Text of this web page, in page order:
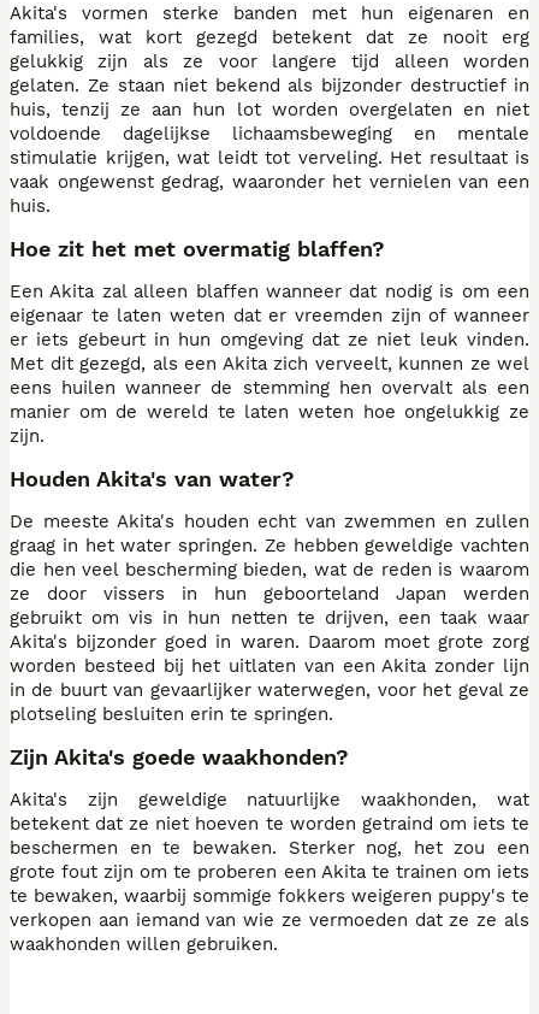
Akita's vormen sterke banden met hun eigenaren en
families, wat kort gezegd betekent dat ze nooit erg
gelukkig zijn als ze voor langere tijd alleen worden
gelaten. Ze staan niet bekend als bijzonder destructief in
huis, tenzij ze aan hun lot worden overgelaten en niet
voldoende dagelijkse lichaamsbeweging en mentale
stimulatie krijgen, wat leidt tot verveling. Het resultaat is
vaak ongewenst gedrag, waaronder het vernielen van een
huis.
Hoe zit het met overmatig blaffen?
Een Akita zal alleen blaffen wanneer dat nodig is om een
eigenaar te laten weten dat er vreemden zijn of wanneer
er iets gebeurt in hun omgeving dat ze niet leuk vinden.
Met dit gezegd, als een Akita zich verveelt, kunnen ze wel
eens huilen wanneer de stemming hen overvalt als een
manier om de wereld te laten weten hoe ongelukkig ze
zijn.
Houden Akita's van water?
De meeste Akita's houden echt van zwemmen en zullen
graag in het water springen. Ze hebben geweldige vachten
die hen veel bescherming bieden, wat de reden is waarom
ze door vissers in hun geboorteland Japan werden
gebruikt om vis in hun netten te drijven, een taak waar
Akita's bijzonder goed in waren. Daarom moet grote zorg
worden besteed bij het uitlaten van een Akita zonder lijn
in de buurt van gevaarlijker waterwegen, voor het geval ze
plotseling besluiten erin te springen.
Zijn Akita's goede waakhonden?
Akita's zijn geweldige natuurlijke waakhonden, wat
betekent dat ze niet hoeven te worden getraind om iets te
beschermen en te bewaken. Sterker nog, het zou een
grote fout zijn om te proberen een Akita te trainen om iets
te bewaken, waarbij sommige fokkers weigeren puppy's te
verkopen aan iemand van wie ze vermoeden dat ze ze als
waakhonden willen gebruiken.